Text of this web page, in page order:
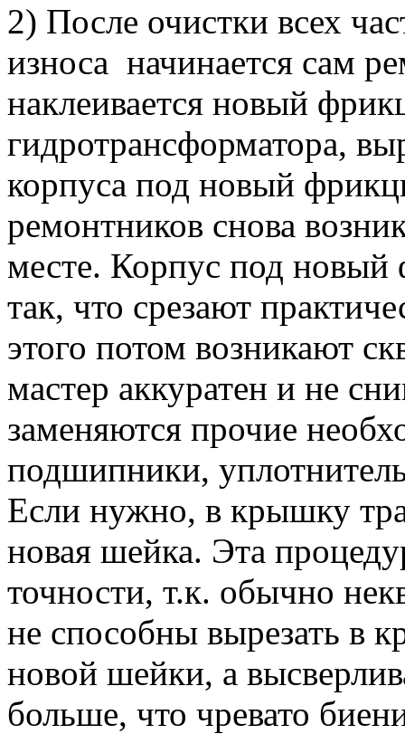
2) После очистки всех
износа начинается сам
наклеивается новый
гидротрансформатора,
корпуса под новый
ремонтников снова
месте. Корпус под
так, что срезают
этого потом возникают
мастер аккуратен и не
заменяются прочие
подшипники,
Если нужно, в крышку
новая шейка. Эта
точности, т.к. обычно
не способны вырезать в
новой шейки, а
больше, что чревато